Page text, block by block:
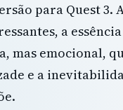
para Quest 3.
a
mas emocional,
e a